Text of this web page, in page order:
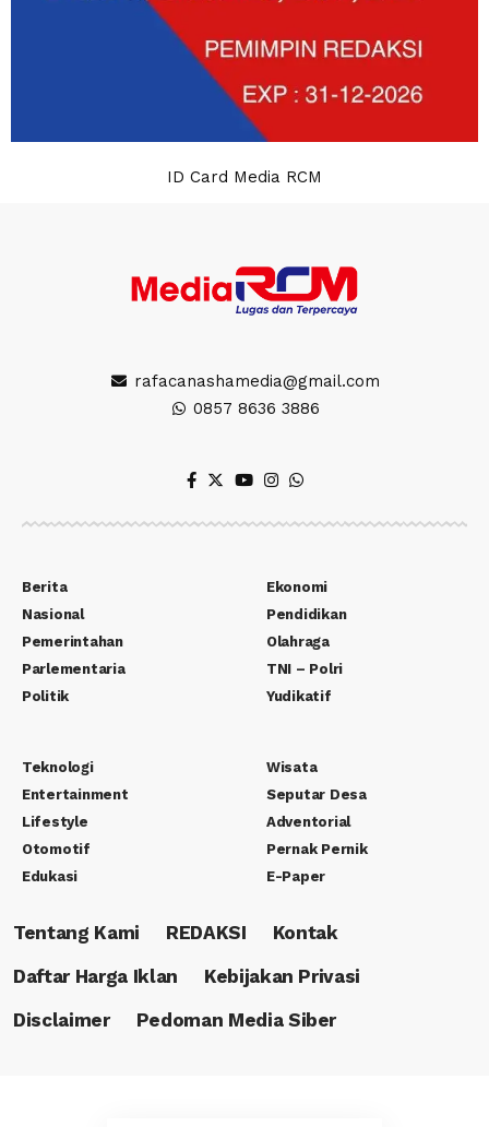
ID Card Media RCM
rafacanashamedia@gmail.com
0857 8636 3886
Berita
Nasional
Pemerintahan
Parlementaria
Politik
Ekonomi
Pendidikan
Olahraga
TNI – Polri
Yudikatif
Teknologi
Entertainment
Lifestyle
Otomotif
Edukasi
Wisata
Seputar Desa
Adventorial
Pernak Pernik
E-Paper
Tentang Kami REDAKSI
Kontak
Daftar Harga Iklan
Kebijakan Privasi
Disclaimer
Pedoman Media Siber